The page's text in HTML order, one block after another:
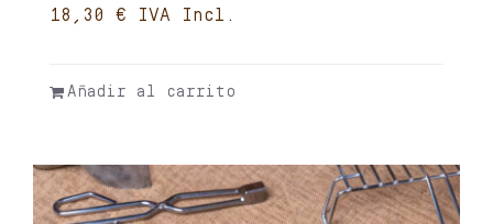
€
Añadir al carrito